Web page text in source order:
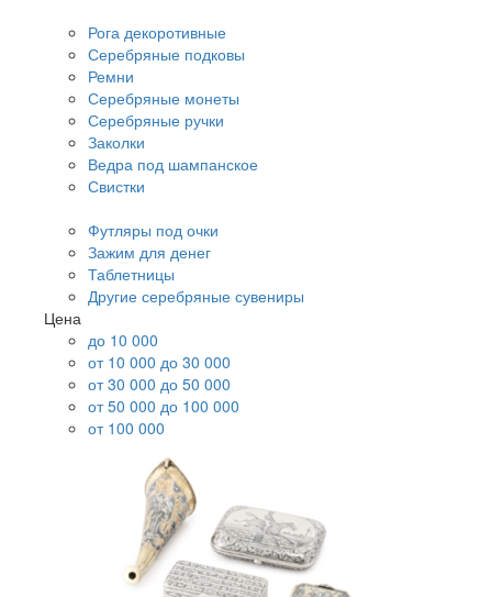
Рога декоротивные
Серебряные подковы
Ремни
Серебряные монеты
Серебряные ручки
Заколки
Ведра под шампанское
Свистки
Футляры под очки
Зажим для денег
Таблетницы
Другие серебряные сувениры
Цена
до 10 000
от 10 000 до 30 000
от 30 000 до 50 000
от 50 000 до 100 000
от 100 000